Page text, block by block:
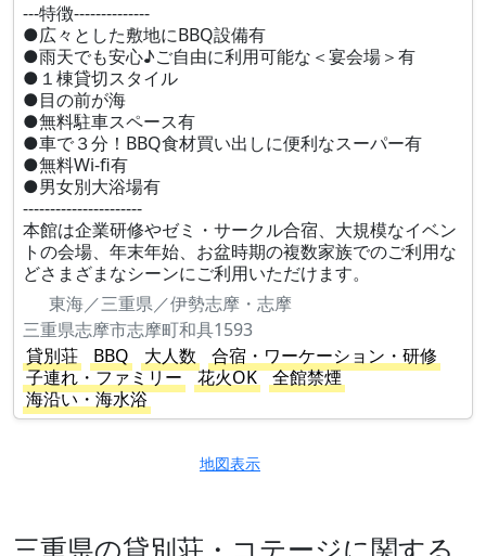
---特徴--------------
●広々とした敷地にBBQ設備有
●雨天でも安心♪ご自由に利用可能な＜宴会場＞有
●１棟貸切スタイル
●目の前が海
●無料駐車スペース有
●車で３分！BBQ食材買い出しに便利なスーパー有
●無料Wi-fi有
●男女別大浴場有
----------------------
本館は企業研修やゼミ・サークル合宿、大規模なイベン
トの会場、年末年始、お盆時期の複数家族でのご利用な
どさまざまなシーンにご利用いただけます。
東海／三重県／伊勢志摩・志摩
三重県志摩市志摩町和具1593
貸別荘
BBQ 大人数
合宿・ワーケーション・研修
子連れ・ファミリー
花火OK
全館禁煙
海沿い・海水浴
地図表示
三重県の貸別荘・コテージに関する